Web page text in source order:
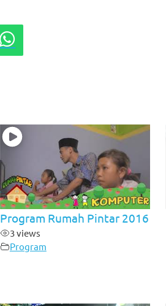
Program Rumah Pintar 2016
3 views
Program